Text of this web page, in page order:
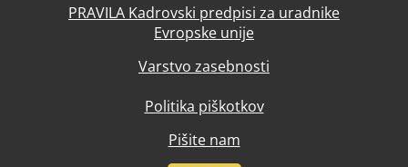
PRAVILA Kadrovski predpisi za uradnike
Evropske unije
Varstvo zasebnosti
Politika piškotkov
Pišite nam